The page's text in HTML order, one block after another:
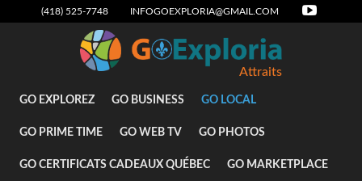
(418) 525-7748 INFOGOEXPLORIA@GMAIL.COM
Attraits
GO EXPLOREZ GO BUSINESS GO LOCAL
GO PRIME TIME GO WEB TV GO PHOTOS
GO CERTIFICATS CADEAUX QUÉBEC GO MARKETPLACE